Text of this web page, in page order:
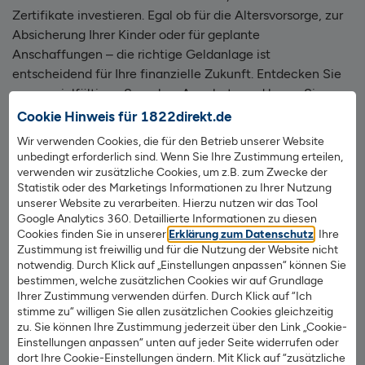
Cookie Hinweis für 1822direkt.de
Wir verwenden Cookies, die für den Betrieb unserer Website
unbedingt erforderlich sind. Wenn Sie Ihre Zustimmung erteilen,
verwenden wir zusätzliche Cookies, um z.B. zum Zwecke der
Statistik oder des Marketings Informationen zu Ihrer Nutzung
unserer Website zu verarbeiten. Hierzu nutzen wir das Tool
Google Analytics 360. Detaillierte Informationen zu diesen
Cookies finden Sie in unserer Erklärung zum Datenschutz . Ihre
Zustimmung ist freiwillig und für die Nutzung der Website nicht
notwendig. Durch Klick auf „Einstellungen anpassen“ können Sie
bestimmen, welche zusätzlichen Cookies wir auf Grundlage
Ihrer Zustimmung verwenden dürfen. Durch Klick auf “Ich
stimme zu“ willigen Sie allen zusätzlichen Cookies gleichzeitig
zu. Sie können Ihre Zustimmung jederzeit über den Link „Cookie-
Einstellungen anpassen“ unten auf jeder Seite widerrufen oder
dort Ihre Cookie-Einstellungen ändern. Mit Klick auf “zusätzliche
Zertifikate investieren. Egal ob für die Altersvorsorge, zur
Absicherung Ihrer Kinder oder für geplante
Anschaffungen – die richtige Geldanlage ist
entscheidend für Ihre finanzielle Zukunft. Entdecken Sie
unsere vielfältigen Sparplan-Angebote und legen Sie
flexibel und kostengünstig an der Börse an.
Mehr Infos zum Wertpapier-Sparplan
Wo und wann muss ich Elterngeld
beantragen?
Den Antrag stellen Sie bei der örtlichen Elterngeldstelle,
die Sie dabei gerne berät und unterstützt. Elterngeld
können Sie grundsätzlich erst ab dem Tag beantragen, an